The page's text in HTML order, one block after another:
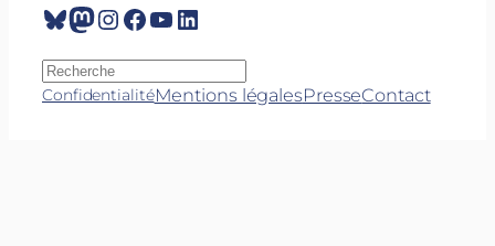
Bluesky Mastodon InstagramFacebook YouTube LinkedIn
R
e
ConfidentialitéMentions légalesPresseContact